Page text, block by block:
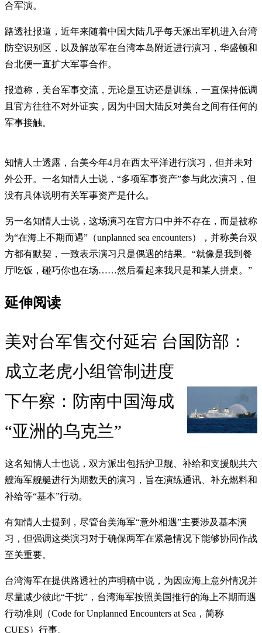
合军演。
路透社报道，近年来随着中国大陆几乎每天派出军机进入台湾
防空识别区，以及解放军在台湾本岛附近进行演习，华盛顿和
台北便一直扩大军事合作。
报道称，美台军事交流，无论是互访还是训练，一直保持低调
且官方往往不对外证实，因为中国大陆反对美台之间有任何的
军事接触。
知情人士透露，台美今年4月在西太平洋进行演习，但并未对
外公开。一名知情人士说，“多项军事资产”参与此次演习，但
没有具体说明有关军事资产是什么。
另一名知情人士说，这场演习在官方口中并不存在，而是被称
为“在海上不期而遇”（unplanned sea encounters），并称美台双
方都有默契，一致表示演习只是偶遇的结果。“就像是我到餐
厅吃饭，碰巧你也在场……然后看起来我只是和某人拼桌。”
延伸阅读
美对台军售交付延宕 台国防部：
成立老虎小组管制进度
下午察：防南中国海成
“亚洲的乌克兰”
这名知情人士也说，双方派出包括护卫舰、补给和支援舰共六
艘海军舰艇进行为期数天的演习，旨在演练通讯、补充燃料和
补给等“基本”行动。
有知情人士提到，尽管台美海军“意外相遇”主要涉及基本演
习，但强调这类演习对于确保两军在紧急情况下能够协同作战
至关重要。
台湾海军在提供路透社的声明稿中说，为因应海上意外情况并
尽量减少彼此“干扰”，台湾海军按照美国推行的海上不期而遇
行动准则（Code for Unplanned Encounters at Sea，简称
CUES）行事。